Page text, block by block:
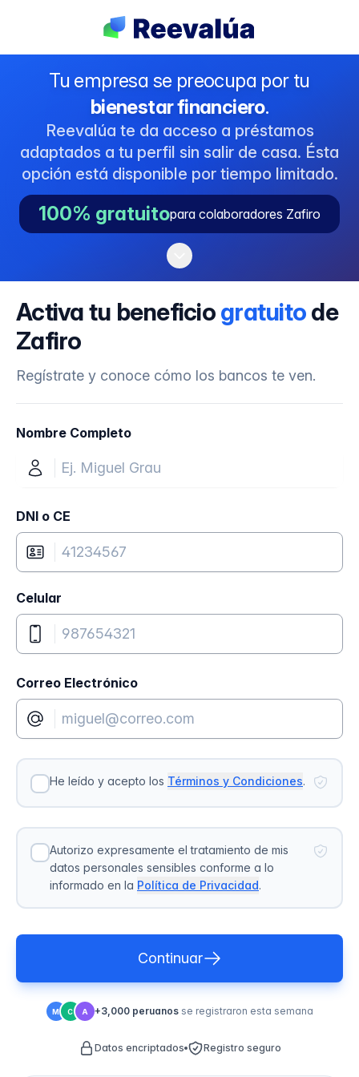
Tu empresa se preocupa por tu
bienestar financiero.
Reevalúa te da acceso a préstamos
adaptados a tu perfil sin salir de casa. Ésta
opción está disponible por tiempo limitado.
100% gratuitopara colaboradores Zafiro
Activa tu beneficiogratuitode
Zafiro
Regístrate y conoce cómo los bancos te ven.
Nombre Completo
DNI o CE
Celular
Correo Electrónico
He leído y acepto los Términos y Condiciones.
Autorizo expresamente el tratamiento de mis
datos personales sensibles conforme a lo
informado en la Política de Privacidad.
Continuar
M C A +3,000 peruanosse registraron esta semana
Datos encriptados Registro seguro